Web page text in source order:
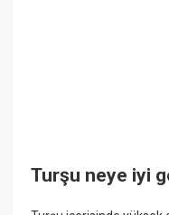
Turşu neye iyi